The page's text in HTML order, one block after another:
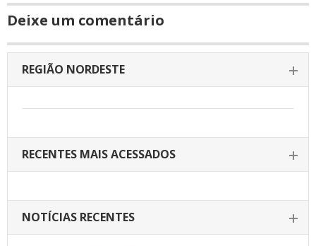
Deixe um comentário
REGIÃO NORDESTE
RECENTES MAIS ACESSADOS
NOTÍCIAS RECENTES